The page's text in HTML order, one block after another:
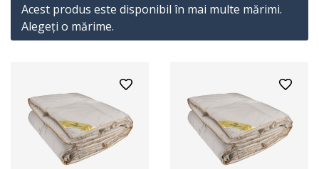
Acest produs este disponibil în mai multe mărimi.
Alegeţi o mărime.